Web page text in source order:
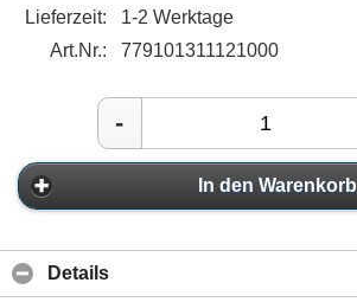
Lieferzeit:
1-2 Werktage
Art.Nr.:
779101311121000
-
In den Warenkorb
Details